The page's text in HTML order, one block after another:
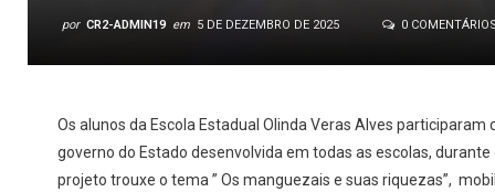
por CR2-ADMIN19 em 5 DE DEZEMBRO DE 2025 0
Os alunos da Escola Estadual Olinda Veras Alves
governo do Estado desenvolvida em todas as escolas, durante
projeto trouxe o tema ” Os manguezais e suas riquezas”,